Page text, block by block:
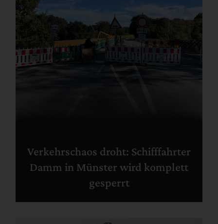
Verkehrschaos droht: Schifffahrter
Damm in Münster wird komplett
gesperrt